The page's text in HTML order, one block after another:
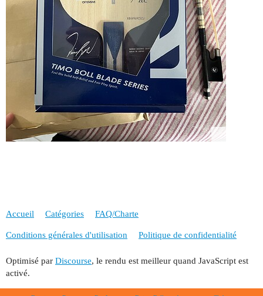
Accueil Catégories FAQ/Charte
Conditions générales d'utilisation Politique de confidentialité
Optimisé par Discourse, le rendu est meilleur quand JavaScript est
activé.